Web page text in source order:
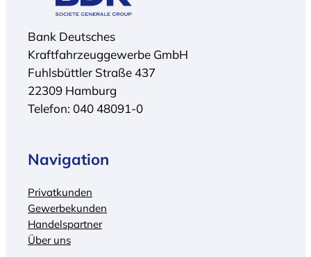
Bank Deutsches
Kraftfahrzeuggewerbe GmbH
Fuhlsbüttler Straße 437
22309 Hamburg
Telefon: 040 48091-0
Navigation
Privatkunden
Gewerbekunden
Handelspartner
Über uns